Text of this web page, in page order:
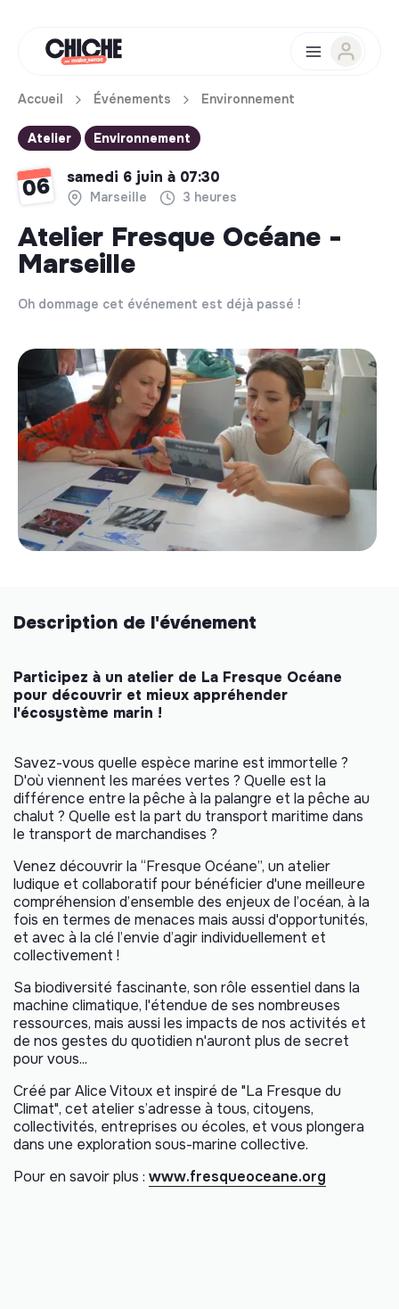
Accueil Événements Environnement
Atelier Environnement
06 samedi 6 juin à 07:30
Marseille 3 heures
Atelier Fresque Océane -
Marseille
Oh dommage cet événement est déjà passé !
Description de l'événement
Participez à un atelier de La Fresque Océane
pour découvrir et mieux appréhender
l'écosystème marin !
Savez-vous quelle espèce marine est immortelle ?
D'où viennent les marées vertes ? Quelle est la
différence entre la pêche à la palangre et la pêche au
chalut ? Quelle est la part du transport maritime dans
le transport de marchandises ?
Venez découvrir la “Fresque Océane”, un atelier
ludique et collaboratif pour bénéficier d'une meilleure
compréhension d’ensemble des enjeux de l’océan, à la
fois en termes de menaces mais aussi d'opportunités,
et avec à la clé l’envie d’agir individuellement et
collectivement !
Sa biodiversité fascinante, son rôle essentiel dans la
machine climatique, l'étendue de ses nombreuses
ressources, mais aussi les impacts de nos activités et
de nos gestes du quotidien n'auront plus de secret
pour vous...
Créé par Alice Vitoux et inspiré de "La Fresque du
Climat", cet atelier s’adresse à tous, citoyens,
collectivités, entreprises ou écoles, et vous plongera
dans une exploration sous-marine collective.
Pour en savoir plus : www.fresqueoceane.org